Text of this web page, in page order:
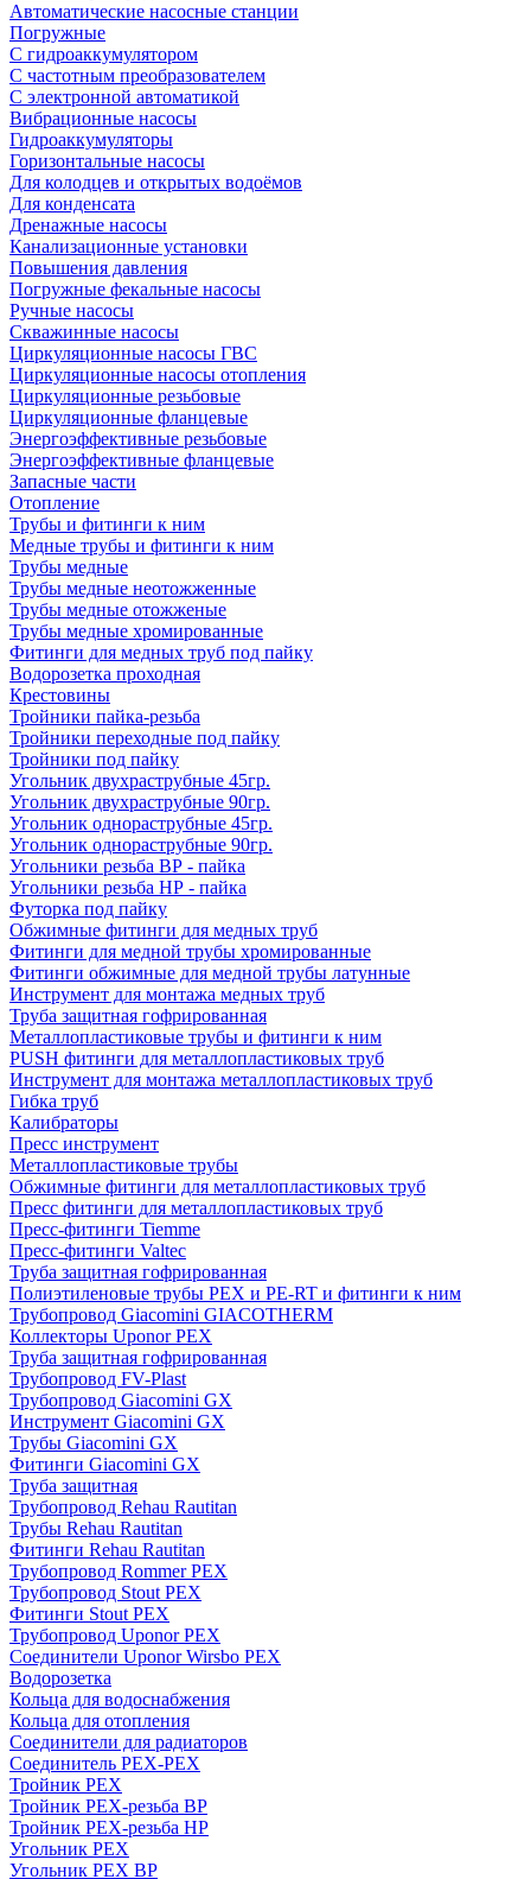
Автоматические насосные станции
Погружные
С гидроаккумулятором
С частотным преобразователем
С электронной автоматикой
Вибрационные насосы
Гидроаккумуляторы
Горизонтальные насосы
Для колодцев и открытых водоёмов
Для конденсата
Дренажные насосы
Канализационные установки
Повышения давления
Погружные фекальные насосы
Ручные насосы
Скважинные насосы
Циркуляционные насосы ГВС
Циркуляционные насосы отопления
Циркуляционные резьбовые
Циркуляционные фланцевые
Энергоэффективные резьбовые
Энергоэффективные фланцевые
Запасные части
Отопление
Трубы и фитинги к ним
Медные трубы и фитинги к ним
Трубы медные
Трубы медные неотожженные
Трубы медные отожженые
Трубы медные хромированные
Фитинги для медных труб под пайку
Водорозетка проходная
Крестовины
Тройники пайка-резьба
Тройники переходные под пайку
Тройники под пайку
Угольник двухраструбные 45гр.
Угольник двухраструбные 90гр.
Угольник однораструбные 45гр.
Угольник однораструбные 90гр.
Угольники резьба ВР - пайка
Угольники резьба НР - пайка
Футорка под пайку
Обжимные фитинги для медных труб
Фитинги для медной трубы хромированные
Фитинги обжимные для медной трубы латунные
Инструмент для монтажа медных труб
Труба защитная гофрированная
Металлопластиковые трубы и фитинги к ним
PUSH фитинги для металлопластиковых труб
Инструмент для монтажа металлопластиковых труб
Гибка труб
Калибраторы
Пресс инструмент
Металлопластиковые трубы
Обжимные фитинги для металлопластиковых труб
Пресс фитинги для металлопластиковых труб
Пресс-фитинги Tiemme
Пресс-фитинги Valtec
Труба защитная гофрированная
Полиэтиленовые трубы PEX и PE-RT и фитинги к ним
Трубопровод Giacomini GIACOTHERM
Коллекторы Uponor PEX
Труба защитная гофрированная
Трубопровод FV-Plast
Трубопровод Giacomini GX
Инструмент Giacomini GX
Трубы Giacomini GX
Фитинги Giacomini GX
Труба защитная
Трубопровод Rehau Rautitan
Трубы Rehau Rautitan
Фитинги Rehau Rautitan
Трубопровод Rommer PEX
Трубопровод Stout PEX
Фитинги Stout PEX
Трубопровод Uponor PEX
Соединители Uponor Wirsbo PEX
Водорозетка
Кольца для водоснабжения
Кольца для отопления
Соединители для радиаторов
Соединитель PEX-PEX
Тройник PEX
Тройник PEX-резьба ВР
Тройник PEX-резьба НР
Угольник PEX
Угольник PEX ВР